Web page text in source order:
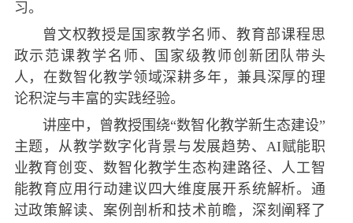
习。
曾文权教授是国家教学名师、教育部课程思
政示范课教学名师、国家级教师创新团队带头
人，在数智化教学领域深耕多年，兼具深厚的理
论积淀与丰富的实践经验。
讲座中，曾教授围绕“数智化教学新生态建设”
主题，从教学数字化背景与发展趋势、AI赋能职
业教育创变、数智化教学生态构建路径、人工智
能教育应用行动建议四大维度展开系统解析。通
过政策解读、案例剖析和技术前瞻，深刻阐释了